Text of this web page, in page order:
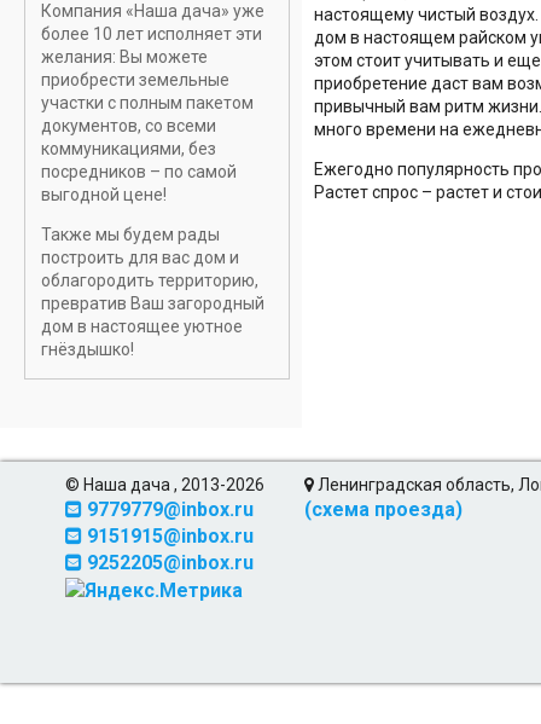
Компания «Наша дача» уже
более 10 лет исполняет эти
желания: Вы можете
приобрести земельные
участки с полным пакетом
документов, со всеми
коммуникациями, без
посредников – по самой
выгодной цене!
Также мы будем рады
построить для вас дом и
облагородить территорию,
превратив Ваш загородный
дом в настоящее уютное
гнёздышко!
настоящему чистый
дом в настоящем райском
этом стоит учитывать и
приобретение даст вам
привычный вам ритм
много времени на
Ежегодно популярность
Растет спрос – растет и
© Наша дача , 2013-2026
9779779@inbox.ru
9151915@inbox.ru
9252205@inbox.ru
Ленинградская область,
(схема проезда)